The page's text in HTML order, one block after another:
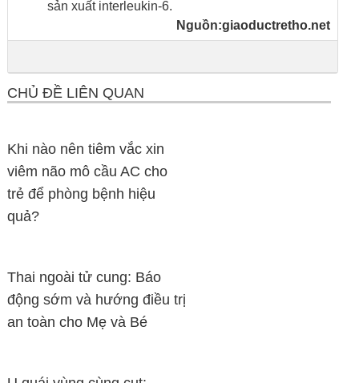
sản xuất interleukin-6.
Nguồn:giaoductretho.net
CHỦ ĐỀ LIÊN QUAN
Khi nào nên tiêm vắc xin
viêm não mô cầu AC cho
trẻ để phòng bệnh hiệu
quả?
Thai ngoài tử cung: Báo
động sớm và hướng điều trị
an toàn cho Mẹ và Bé